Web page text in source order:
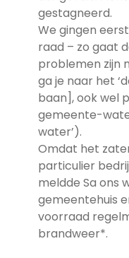
gestagneerd.
We gingen
raad – zo gaat
problemen zijn
ga je naar het
baan], ook wel
gemeente-
water’).
Omdat het
particulier
meldde Sa ons
gemeentehuis
voorraad
brandweer*.